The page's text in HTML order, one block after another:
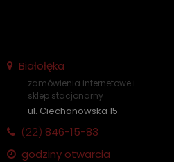
Białołęka
zamówienia internetowe i
sklep stacjonarny
ul. Ciechanowska 15
(22) 846-15-83
godziny otwarcia